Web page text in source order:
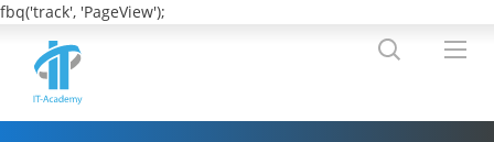
fbq('track', 'PageView');